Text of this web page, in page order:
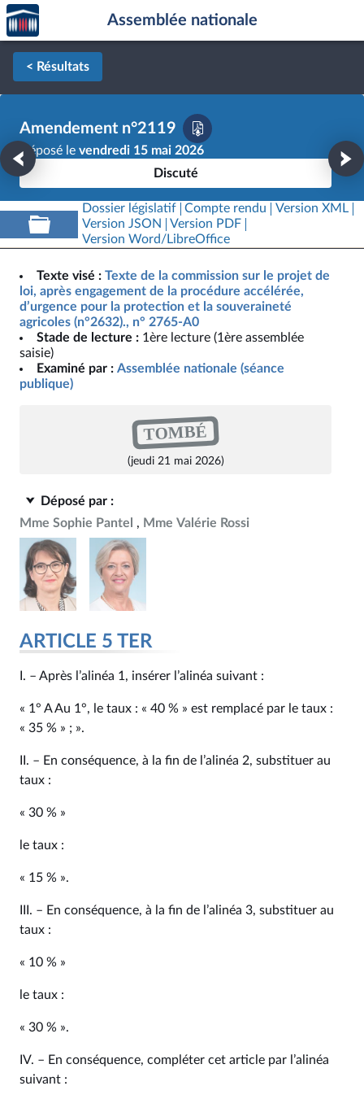
Aller au contenu
Aller en bas de la page
Accèder
à la
page
d'accueil
Assemblée nationale
< Résultats
Amendement n°2119
Déposé le vendredi 15 mai 2026
Discuté
Dossier législatif Compte rendu
Version XML
Version JSON
Version PDF
Version Word/LibreOffice
Texte visé : Texte de la commission sur le projet de
loi, après engagement de la procédure accélérée,
d’urgence pour la protection et la souveraineté
agricoles (n°2632)., n° 2765-A0
Stade de lecture : 1ère lecture (1ère assemblée
saisie)
Examiné par : Assemblée nationale (séance
publique)
TOMBÉ
(jeudi 21 mai 2026)
Déposé par :
Mme Sophie Pantel
Mme Valérie Rossi
ARTICLE 5 TER
I. – Après l’alinéa 1, insérer l’alinéa suivant :
« 1° A Au 1°, le taux : « 40 % » est remplacé par le taux :
« 35 % » ; ».
II. – En conséquence, à la fin de l’alinéa 2, substituer au
taux :
« 30 % »
le taux :
« 15 % ».
III. – En conséquence, à la fin de l’alinéa 3, substituer au
taux :
« 10 % »
le taux :
« 30 % ».
IV. – En conséquence, compléter cet article par l’alinéa
suivant :